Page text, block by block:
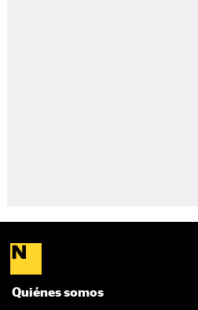
Quiénes somos